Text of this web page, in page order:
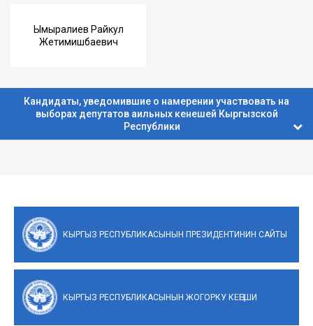
Ымыралиев Райкул
Жетимишбаевич
Кандидаты, уведомившие о намерении участвовать на
выборах депутатов аильных кенешей Кыргызской
Республики
КЫРГЫЗ РЕСПУБЛИКАСЫНЫН ПРЕЗИДЕНТИНИН САЙТЫ
КЫРГЫЗ РЕСПУБЛИКАСЫНЫН ЖОГОРКУ КЕҢЕШИ